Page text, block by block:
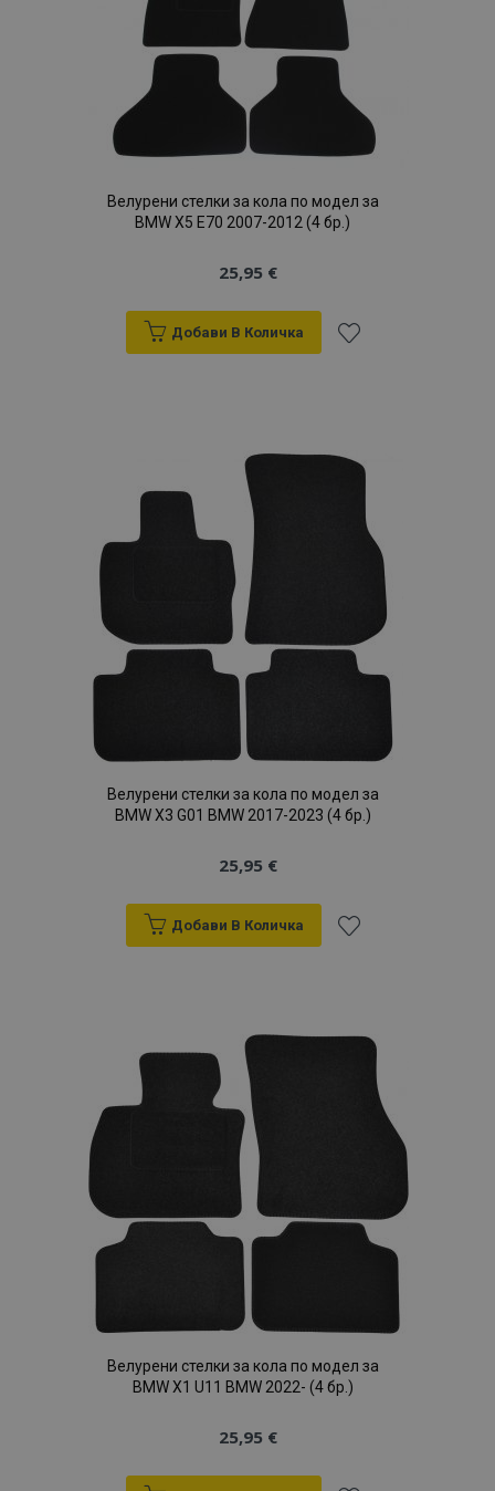
желани
продукти
Велурени стелки за кола по модел за
BMW X5 E70 2007-2012 (4 бр.)
25,95 €
Добави В Количка
Списък
желани
продукти
Велурени стелки за кола по модел за
BMW X3 G01 BMW 2017-2023 (4 бр.)
25,95 €
Добави В Количка
Списък
желани
продукти
Велурени стелки за кола по модел за
BMW X1 U11 BMW 2022- (4 бр.)
25,95 €